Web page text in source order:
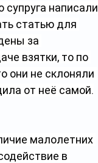
супруга написали
статью для
за
взятки, то по
они не склоняли
от неё самой.
малолетних
в